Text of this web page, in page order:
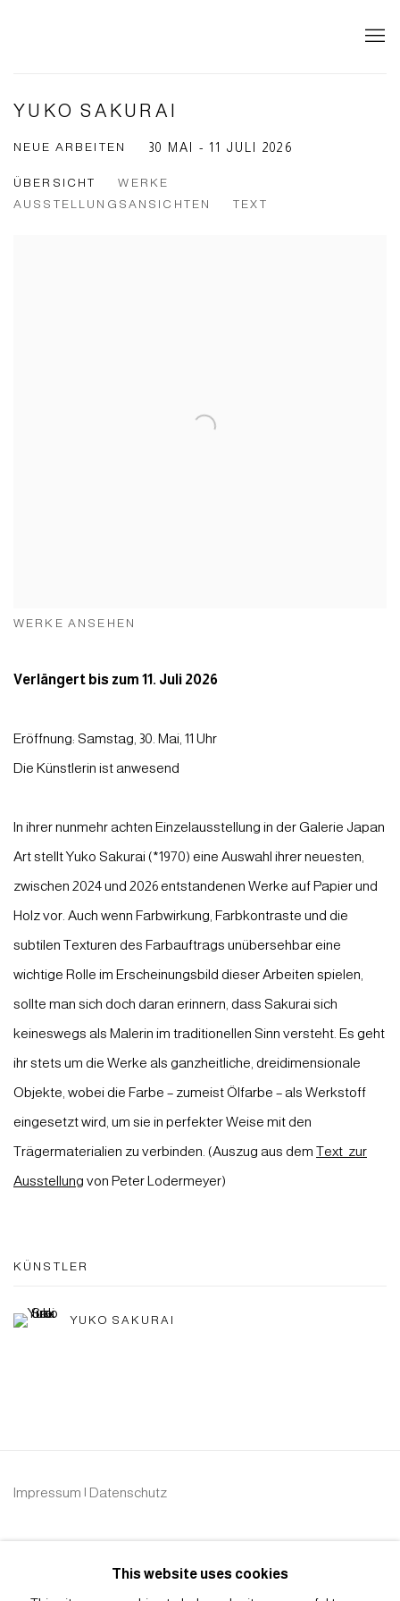
YUKO SAKURAI
NEUE ARBEITEN 30 MAI - 11 JULI 2026
ÜBERSICHT
WERKE
AUSSTELLUNGSANSICHTEN
TEXT
WERKE ANSEHEN
Verlängert bis zum 11. Juli 2026
Eröffnung: Samstag, 30. Mai, 11 Uhr
Die Künstlerin ist anwesend
In ihrer nunmehr achten Einzelausstellung in der Galerie Japan
Art stellt Yuko Sakurai(*1970) eine Auswahl ihrer neuesten,
zwischen 2024 und 2026 entstandenen Werke auf Papier und
Holz vor. Auch wenn Farbwirkung, Farbkontraste und die
subtilen Texturen des Farbauftrags unübersehbar eine
wichtige Rolle im Erscheinungsbild dieser Arbeiten spielen,
sollte man sich doch daran erinnern, dass Sakurai sich
keineswegs als Malerin im traditionellen Sinn versteht. Es geht
ihr stets um die Werke als ganzheitliche, dreidimensionale
Objekte, wobei die Farbe – zumeist Ölfarbe – als Werkstoff
eingesetzt wird, um sie in perfekter Weise mit den
Trägermaterialien zu verbinden. (Auszug aus dem Text zur
Ausstellung von Peter Lodermeyer)
KÜNSTLER
YUKO SAKURAI
Impressum | Datenschutz
This website uses cookies